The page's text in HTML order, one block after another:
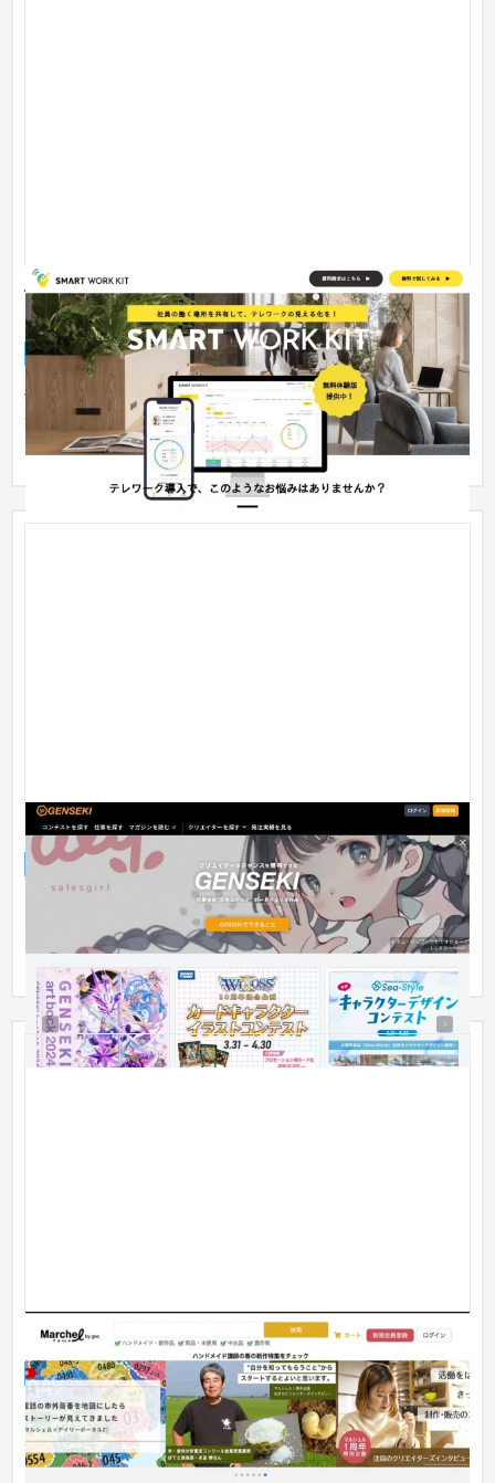
働く場所の記録・共有サービス「SMART WORK
KIT」
Webサービス 建設・工務店・住宅・リフォーム
働く場所の記録・共有サービス「SMART WORK KIT」の企画開
発を支援しました。 ◆「SMART WORK KIT」サービス概要
SMART WORK K...
クリエイタープラットフォームGENSEKI
Webサービス IT・Webサービス 501万円〜
自社で開発したWebサービスです。仕事を受けたいクリエイタ
ーと、仕事を発注したい企業をWeb上でマッチングするサイト
です。 開...
マルシェル/株式会社NTTドコモ
Webサービス IT・Webサービス
「Marchel（マルシェル）」は、中古品やハンドメイド作品の売
買をつなぐマッチングサービスです。商品の売買だけでなく、
「March...